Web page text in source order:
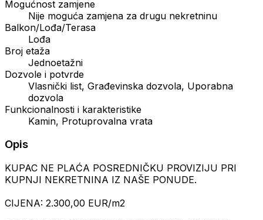
Mogućnost zamjene
Nije moguća zamjena za drugu nekretninu
Balkon/Lođa/Terasa
Lođa
Broj etaža
Jednoetažni
Dozvole i potvrde
Vlasnički list, Građevinska dozvola, Uporabna
dozvola
Funkcionalnosti i karakteristike
Kamin, Protuprovalna vrata
Opis
KUPAC NE PLAĆA POSREDNIČKU PROVIZIJU PRI
KUPNJI NEKRETNINA IZ NAŠE PONUDE.
CIJENA: 2.300,00 EUR/m2